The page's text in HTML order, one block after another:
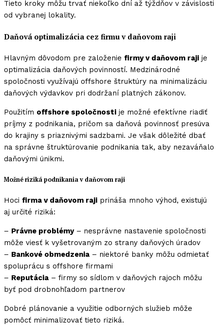
Tieto kroky môžu trvať niekoľko dní až týždňov v závislosti
od vybranej lokality.
Daňová optimalizácia cez firmu v daňovom raji
Hlavným dôvodom pre založenie firmy v daňovom raji je
optimalizácia daňových povinností. Medzinárodné
spoločnosti využívajú offshore štruktúry na minimalizáciu
daňových výdavkov pri dodržaní platných zákonov.
Použitím offshore spoločnosti je možné efektívne riadiť
príjmy z podnikania, pričom sa daňová povinnosť presúva
do krajiny s priaznivými sadzbami. Je však dôležité dbať
na správne štruktúrovanie podnikania tak, aby nezaváňalo
daňovými únikmi.
Možné riziká podnikania v daňovom raji
Hoci firma v daňovom raji prináša mnoho výhod, existujú
aj určité riziká:
– Právne problémy– nesprávne nastavenie spoločnosti
môže viesť k vyšetrovaným zo strany daňových úradov
– Bankové obmedzenia – niektoré banky môžu odmietať
spoluprácu s offshore firmami
– Reputácia – firmy so sídlom v daňových rajoch môžu
byť pod drobnohľadom partnerov
Dobré plánovanie a využitie odborných služieb môže
pomôcť minimalizovať tieto riziká.